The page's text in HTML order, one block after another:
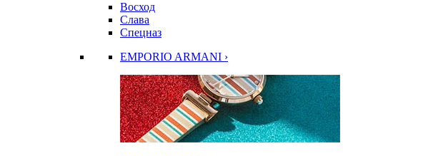
Восход
Слава
Спецназ
EMPORIO ARMANI ›